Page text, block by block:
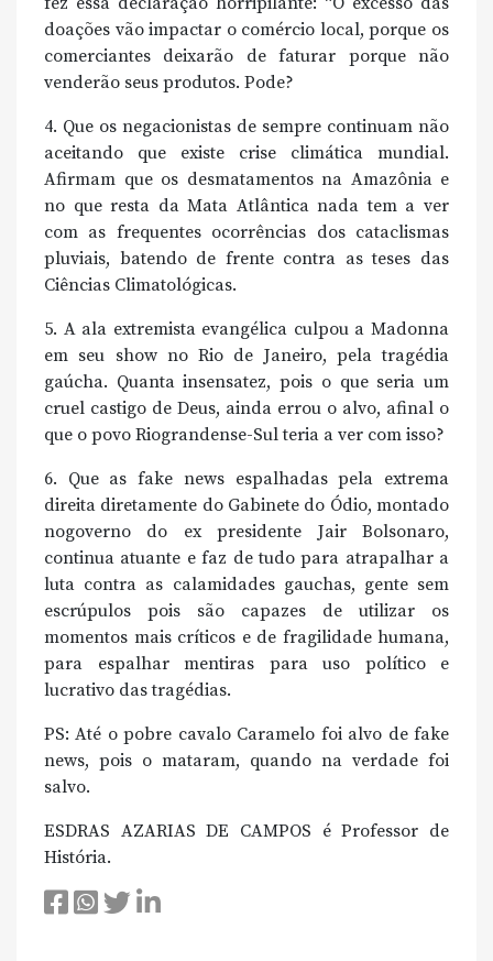
doações vão impactar o comércio local, porque os
comerciantes deixarão de faturar porque não
venderão seus produtos. Pode?
4. Que os negacionistas de sempre continuam não
aceitando que existe crise climática mundial.
Afirmam que os desmatamentos na Amazônia e
no que resta da Mata Atlântica nada tem a ver
com as frequentes ocorrências dos cataclismas
pluviais, batendo de frente contra as teses das
Ciências Climatológicas.
5. A ala extremista evangélica culpou a Madonna
em seu show no Rio de Janeiro, pela tragédia
gaúcha. Quanta insensatez, pois o que seria um
cruel castigo de Deus, ainda errou o alvo, afinal o
que o povo Riograndense-Sul teria a ver com isso?
6. Que as fake news espalhadas pela extrema
direita diretamente do Gabinete do Ódio, montado
nogoverno do ex presidente Jair Bolsonaro,
continua atuante e faz de tudo para atrapalhar a
luta contra as calamidades gauchas, gente sem
escrúpulos pois são capazes de utilizar os
momentos mais críticos e de fragilidade humana,
para espalhar mentiras para uso político e
lucrativo das tragédias.
PS: Até o pobre cavalo Caramelo foi alvo de fake
news, pois o mataram, quando na verdade foi
salvo.
ESDRAS AZARIAS DE CAMPOS é Professor de
História.